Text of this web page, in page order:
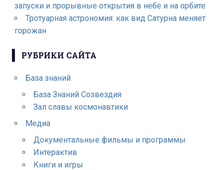
запуски и прорывные открытия в небе и на орбите
Тротуарная астрономия: как вид Сатурна меняет
горожан
РУБРИКИ САЙТА
База знаний
База Знаний Созвездия
Зал славы космонавтики
Медиа
Документальные фильмы и программы
Интерактив
Книги и игры